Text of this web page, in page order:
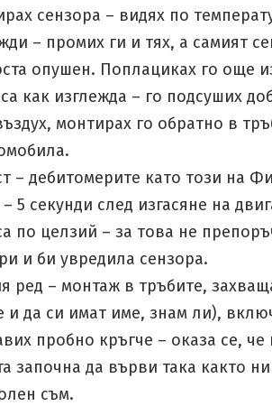
сензора – видях по
– промих ги и тях, а самият
опушен. Поплациках го още
как изглежда – го подсуших
монтирах го обратно в
– дебитомерите като този на
секунди след изгасяне на
по целзий – за това не
и би увредила сензора.
ред – монтаж в тръбите,
и да си имат име, знам ли),
пробно кръгче – оказа се, че
започна да върви така както
съм.